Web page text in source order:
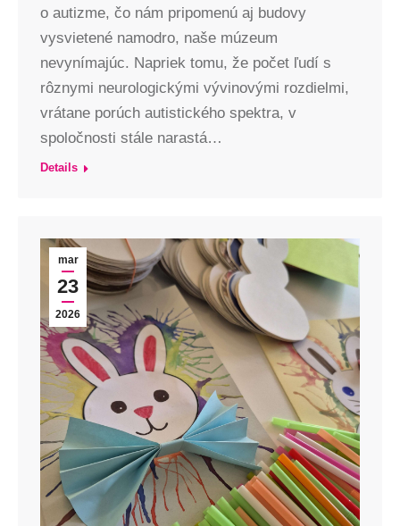
o autizme, čo nám pripomenú aj budovy
vysvietené namodro, naše múzeum
nevynímajúc. Napriek tomu, že počet ľudí s
rôznymi neurologickými vývinovými rozdielmi,
vrátane porúch autistického spektra, v
spoločnosti stále narastá…
Details
mar
23
2026